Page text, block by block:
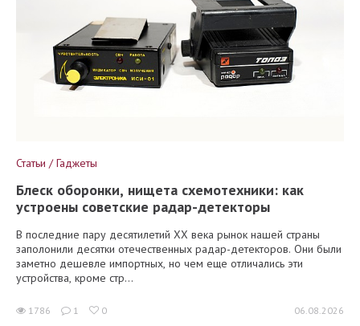
Статьи / Гаджеты
Блеск оборонки, нищета схемотехники: как
устроены советские радар-детекторы
В последние пару десятилетий XX века рынок нашей страны
заполонили десятки отечественных радар-детекторов. Они были
заметно дешевле импортных, но чем еще отличались эти
устройства, кроме стр...
1786 1 0 06.08.2026